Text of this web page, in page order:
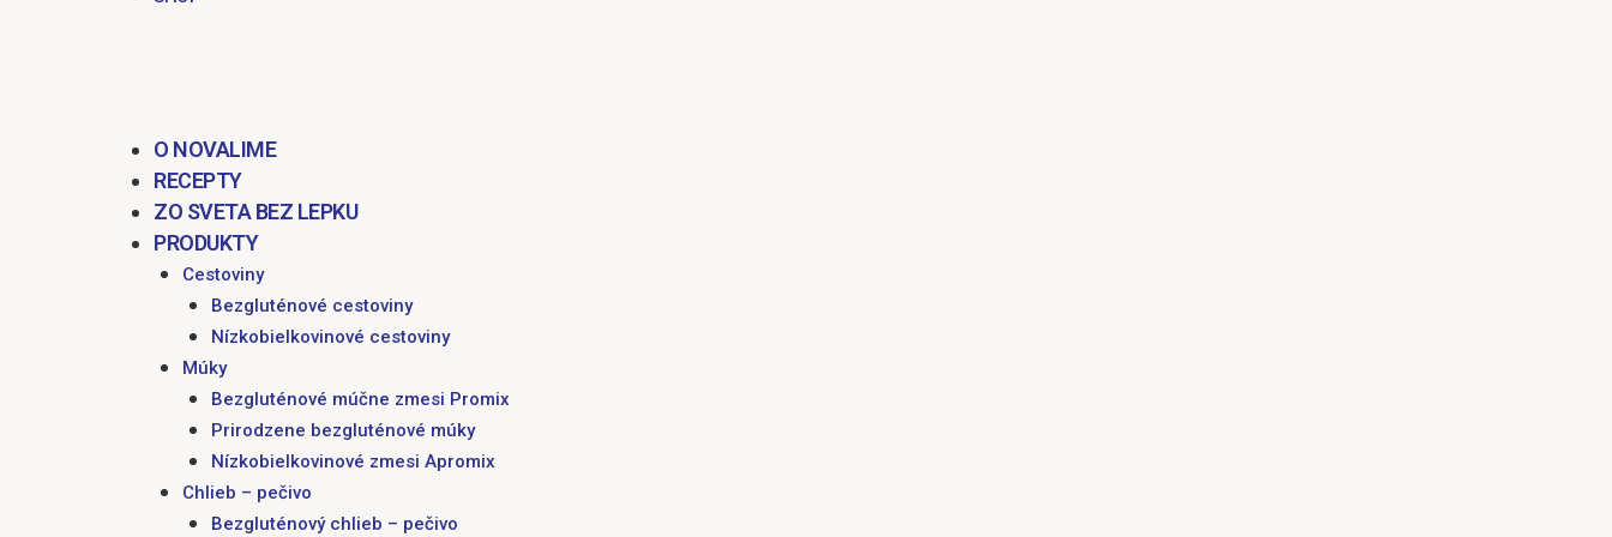
O NOVALIME
RECEPTY
ZO SVETA BEZ LEPKU
PRODUKTY
Cestoviny
Bezgluténové cestoviny
Nízkobielkovinové cestoviny
Múky
Bezgluténové múčne zmesi Promix
Prirodzene bezgluténové múky
Nízkobielkovinové zmesi Apromix
Chlieb – pečivo
Bezgluténový chlieb – pečivo